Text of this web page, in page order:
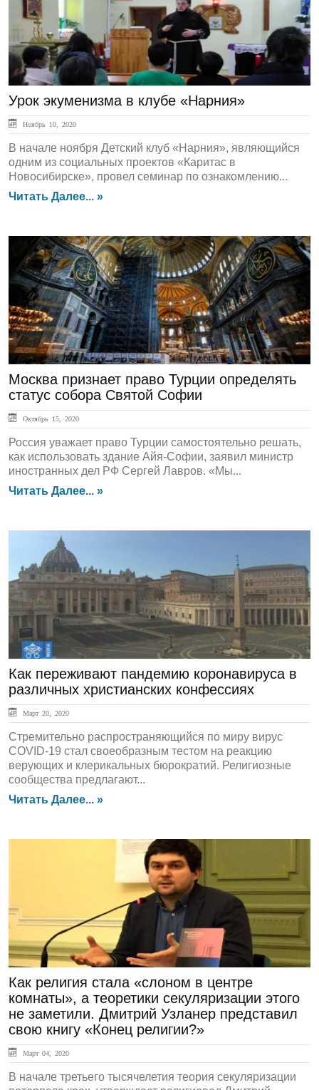
Урок экуменизма в клубе «Нарния»
Ноябрь 10, 2020
В начале ноября Детский клуб «Нарния», являющийся
одним из социальных проектов «Каритас в
Новосибирске», провел семинар по ознакомлению...
Читать Далее... »
ЛЕНТА НОВОСТЕЙ
Москва признает право Турции определять
статус собора Святой Софии
Октябрь 15, 2020
Россия уважает право Турции самостоятельно решать,
как использовать здание Айя-Софии, заявил министр
иностранных дел РФ Сергей Лавров. «Мы...
Читать Далее... »
ЛЕНТА НОВОСТЕЙ
Как переживают пандемию коронавируса в
различных христианских конфессиях
Март 20, 2020
Стремительно распространяющийся по миру вирус
COVID-19 стал своеобразным тестом на реакцию
верующих и клерикальных бюрократий. Религиозные
сообщества предлагают...
Читать Далее... »
ЛЕНТА НОВОСТЕЙ
Как религия стала «слоном в центре
комнаты», а теоретики секуляризации этого
не заметили. Дмитрий Узланер представил
свою книгу «Конец религии?»
Март 04, 2020
В начале третьего тысячелетия теория секуляризации